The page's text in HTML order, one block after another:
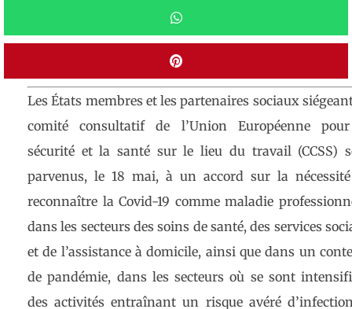
Les États membres et les partenaires sociaux
comité consultatif de l’Union Européenne
sécurité et la santé sur le lieu du travail (CCSS)
parvenus, le 18 mai, à un accord sur la
reconnaître la Covid-19 comme maladie
dans les secteurs des soins de santé, des services
et de l’assistance à domicile, ainsi que dans un
de pandémie, dans les secteurs où se sont
des activités entraînant un risque avéré